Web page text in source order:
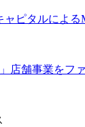
ャピタルによ
店舗事業をフ